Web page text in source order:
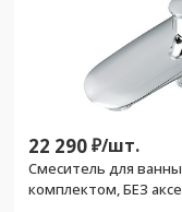
22 290₽/шт.
Смеситель для
комплектом, БЕЗ